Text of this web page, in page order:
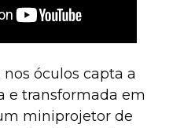
óculos capta a
e transformada em
miniprojetor de